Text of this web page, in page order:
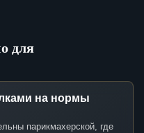
для
на нормы
парикмахерской, где